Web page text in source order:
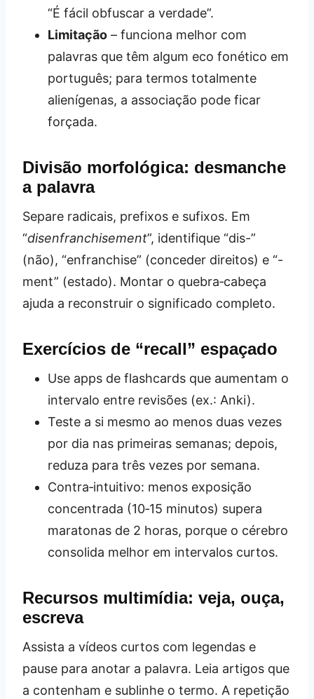
“É fácil obfuscar a verdade”.
Limitação – funciona melhor com
palavras que têm algum eco fonético em
português; para termos totalmente
alienígenas, a associação pode ficar
forçada.
Divisão morfológica: desmanche
a palavra
Separe radicais, prefixos e sufixos. Em
“disenfranchisement”, identifique “dis-”
(não), “enfranchise” (conceder direitos) e “-
ment” (estado). Montar o quebra‑cabeça
ajuda a reconstruir o significado completo.
Exercícios de “recall” espaçado
Use apps de flashcards que aumentam o
intervalo entre revisões (ex.: Anki).
Teste a si mesmo ao menos duas vezes
por dia nas primeiras semanas; depois,
reduza para três vezes por semana.
Contra‑intuitivo: menos exposição
concentrada (10‑15 minutos) supera
maratonas de 2 horas, porque o cérebro
consolida melhor em intervalos curtos.
Recursos multimídia: veja, ouça,
escreva
Assista a vídeos curtos com legendas e
pause para anotar a palavra. Leia artigos que
a contenham e sublinhe o termo. A repetição